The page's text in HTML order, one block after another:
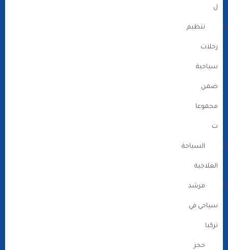
ل
تنظيم
رحلات
سياحية
ضمن
مجموعا
ت
السياحة
العلاجية
مرشد
سياحي في
تركيا
حجز